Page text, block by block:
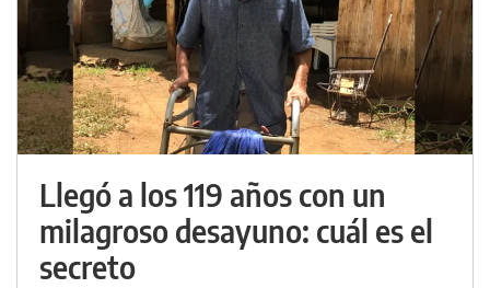
Llegó a los 119 años con un
milagroso desayuno: cuál es el
secreto